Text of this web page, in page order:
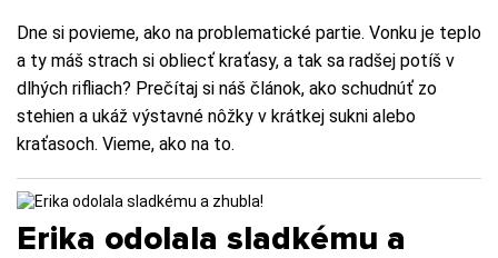
Dne si povieme, ako na problematické partie. Vonku je teplo
a ty máš strach si obliecť kraťasy, a tak sa radšej potíš v
dlhých rifliach? Prečítaj si náš článok, ako schudnúť zo
stehien a ukáž výstavné nôžky v krátkej sukni alebo
kraťasoch. Vieme, ako na to.
Erika odolala sladkému a